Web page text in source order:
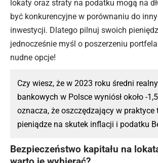
lokaty oraz straty na podatku mogą na
być konkurencyjne w porównaniu do
inwestycji. Dlatego pilnuj swoich
jednocześnie myśl o poszerzeniu
nudne opcje!
Czy wiesz, że w 2023 roku średni
bankowych w Polsce wyniósł około -
oznacza, że oszczędzający w praktyce
pieniądze na skutek inflacji i podatku
Bezpieczeństwo kapitału na